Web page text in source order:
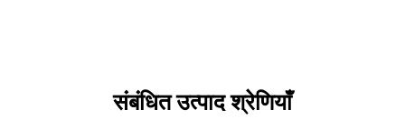
संबंधित उत्पाद श्रेणियाँ